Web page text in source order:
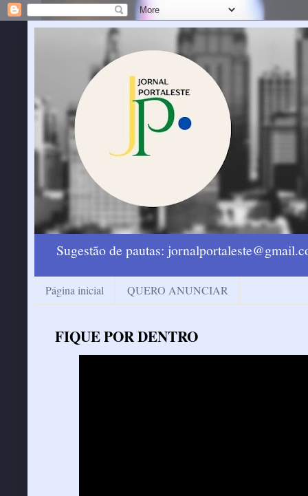
Sugestão de pautas:
Página inicial QUERO ANUNCIAR
FIQUE POR DENTRO